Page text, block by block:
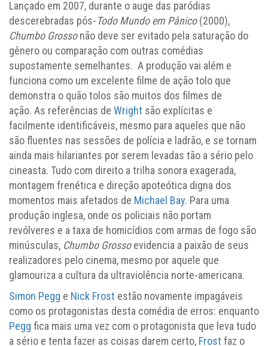
Lançado em 2007, durante o auge das paródias
descerebradas pós-Todo Mundo em Pânico(2000),
Chumbo Grossonão deve ser evitado pela saturação do
gênero ou comparação com outras comédias
supostamente semelhantes. A produção vai além e
funciona como um excelente filme de ação tolo que
demonstra o quão tolos são muitos dos filmes de
ação. As referências de Wright são explícitas e
facilmente identificáveis, mesmo para aqueles que não
são fluentes nas sessões de polícia e ladrão, e se tornam
ainda mais hilariantes por serem levadas tão a sério pelo
cineasta. Tudo com direito a trilha sonora exagerada,
montagem frenética e direção apoteótica digna dos
momentos mais afetados de Michael Bay. Para uma
produção inglesa, onde os policiais não portam
revólveres e a taxa de homicídios com armas de fogo são
minúsculas, Chumbo Grossoevidencia a paixão de seus
realizadores pelo cinema, mesmo por aquele que
glamouriza a cultura da ultraviolência norte-americana.
Simon Pegg e Nick Frost estão novamente impagáveis
como os protagonistas desta comédia de erros: enquanto
Pegg fica mais uma vez com o protagonista que leva tudo
a sério e tenta fazer as coisas darem certo, Frost faz o